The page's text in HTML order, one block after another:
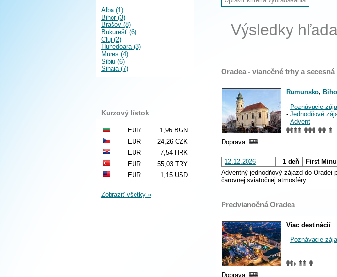
Výsledky
Oradea - vianočné trhy a
Rumunsko,
- Poznávacie
- Jednodňové
- Advent
Doprava:
12.12.2026 1 deň First
Adventný jednodňový zájazd do Oradei
čarovnej sviatočnej atmosféry.
Predvianočná Oradea
Viac destinácií
- Poznávacie
Doprava:
Alba (1)
Bihor (3)
Brašov (8)
Bukurešť (6)
Cluj (2)
Hunedoara (3)
Mures (4)
Sibiu (6)
Sinaia (7)
Kurzový lístok
EUR
1,96 BGN
EUR
24,26 CZK
EUR
7,54 HRK
EUR
55,03 TRY
EUR
1,15 USD
Zobraziť všetky »